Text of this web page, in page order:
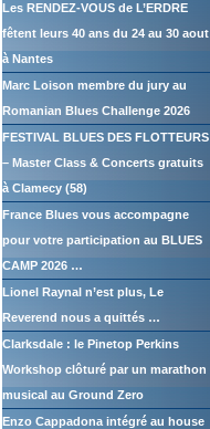
Les RENDEZ-VOUS de L’ERDRE
fêtent leurs 40 ans du 24 au 30 aout
à Nantes
Marc Loison membre du jury au
Romanian Blues Challenge 2026
FESTIVAL BLUES DES FLOTTEURS
– Master Class & Concerts gratuits
à Clamecy (58)
France Blues vous accompagne
pour votre participation au BLUES
CAMP 2026 …
Lionel Raynal n’est plus, Le
Reverend nous a quittés …
Clarksdale : le Pinetop Perkins
Workshop clôturé par un marathon
musical au Ground Zero
Enzo Cappadona intégré au house